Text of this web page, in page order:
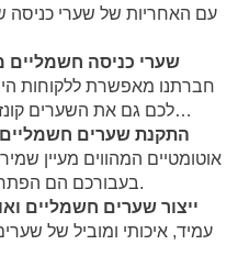
עם האחריות של שערי
שערי כניסה חשמליים
חברתנו מאפשרת ללקוחות
לכם גם את השערים קונזולים, שערי כניסה מעץ ועוד…
התקנת שערים חשמליים
אוטומטיים המהווים מעיין
בעבורכם הם הפתרון המקצועי והנכון בעבורכם.
ייצור שערים חשמליים
עמיד, איכותי ומוביל של